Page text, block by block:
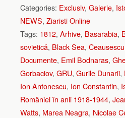
Categories: Exclusiv, Galerie,
NEWS, Ziaristi Online
Tags: 1812, Arhive, Basarabia,
sovieticǎ, Black Sea, Ceausescu
Documente, Emil Bodnaras,
Gorbaciov, GRU, Gurile Dunarii,
Ion Antonescu, Ion Constantin,
României în anii 1918-1944,
Watts, Marea Neagra, Nicolae